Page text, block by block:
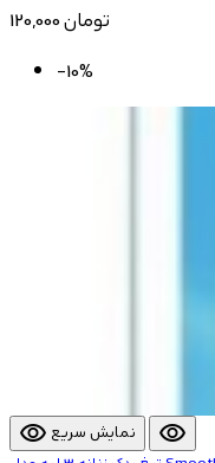
120,000 تومان
-10%
visibility نمایش سریع visibility